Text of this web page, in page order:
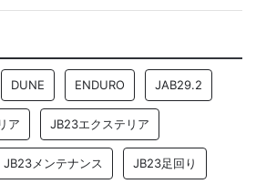
DUNE ENDURO JAB29.2
ア JB23エクステリア
JB23メンテナンス JB23足回り